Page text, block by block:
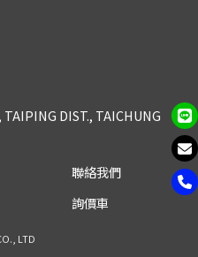
TAIPING DIST., TAICHUNG
聯絡我們
詢價車
LTD